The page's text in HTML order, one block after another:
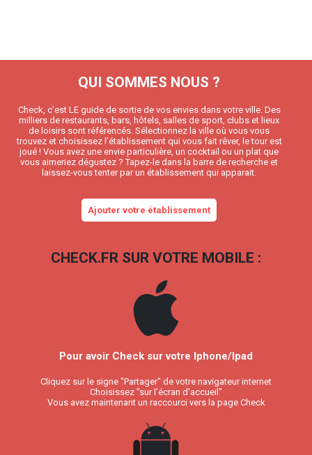
QUI SOMMES NOUS ?
Check, c’est LE guide de sortie de vos envies dans votre ville. Des
milliers de restaurants, bars, hôtels, salles de sport, clubs et lieux
de loisirs sont référencés. Sélectionnez la ville où vous vous
trouvez et choisissez l’établissement qui vous fait rêver, le tour est
joué ! Vous avez une envie particulière, un cocktail ou un plat que
vous aimeriez dégustez ? Tapez-le dans la barre de recherche et
laissez-vous tenter par un établissement qui apparait.
Ajouter votre établissement
CHECK.FR SUR VOTRE MOBILE :
Pour avoir Check sur votre Iphone/Ipad
Cliquez sur le signe "Partager" de votre navigateur internet
Choisissez "sur l'écran d'accueil"
Vous avez maintenant un raccourci vers la page Check